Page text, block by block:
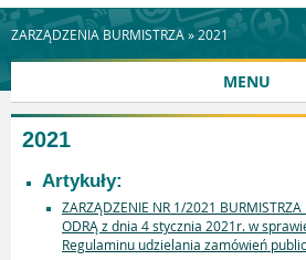
ZARZĄDZENIA BURMISTRZA » 2021
MENU
2021
Artykuły:
ZARZĄDZENIE NR 1/2021 BURMISTRZA
ODRĄ z dnia 4 stycznia 2021r. w
Regulaminu udzielania zamówień